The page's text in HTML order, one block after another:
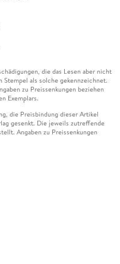
die das Lesen aber nicht
Stempel als solche gekennzeichnet.
zu Preissenkungen beziehen
Exemplars.
die Preisbindung dieser Artikel
gesenkt. Die jeweils zutreffende
Angaben zu Preissenkungen